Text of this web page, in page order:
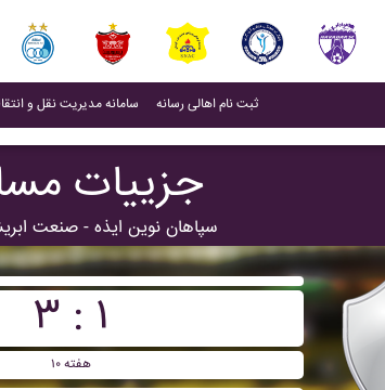
سامانه مدیریت نقل و (current)
ثبت نام اهالی رسانه(current)
جزییات
سپاهان نوين ايذه - صنعت
۳ : ۱
هفته ۱۰